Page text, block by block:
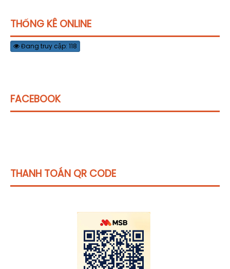
THỐNG KÊ ONLINE
Đang truy cập: 118
FACEBOOK
THANH TOÁN QR CODE